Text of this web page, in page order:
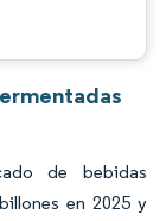
de bebidas
en 2025 y